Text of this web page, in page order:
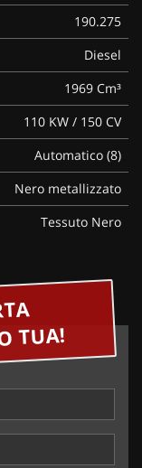
190.275
Diesel
1969 Cm³
110 KW / 150 CV
Automatico (8)
Nero metallizzato
Tessuto Nero
TUA!